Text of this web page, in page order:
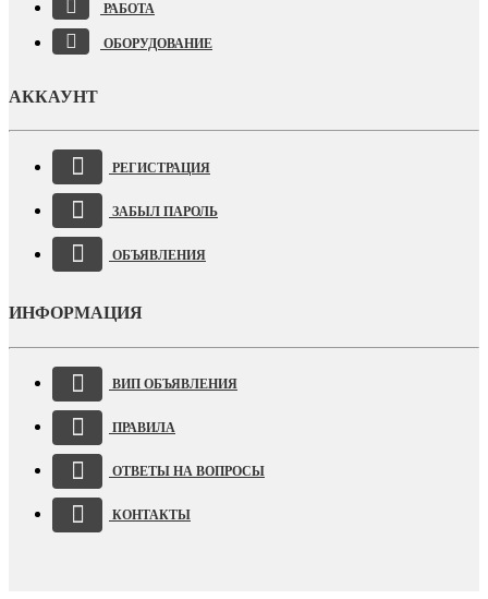
РАБОТА
ОБОРУДОВАНИЕ
АККАУНТ
РЕГИСТРАЦИЯ
ЗАБЫЛ ПАРОЛЬ
ОБЪЯВЛЕНИЯ
ИНФОРМАЦИЯ
ВИП ОБЪЯВЛЕНИЯ
ПРАВИЛА
ОТВЕТЫ НА ВОПРОСЫ
КОНТАКТЫ